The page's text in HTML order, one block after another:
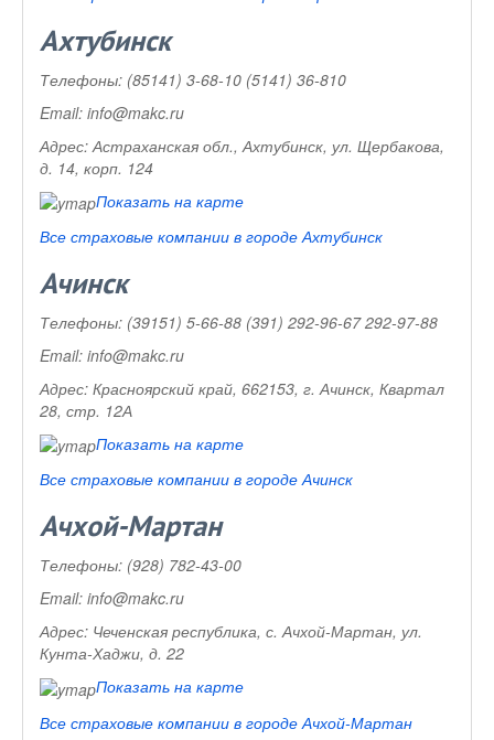
Ахтубинск
Телефоны: (85141) 3-68-10 (5141) 36-810
Email: info@makc.ru
Адрес: Астраханская обл., Ахтубинск, ул. Щербакова,
д. 14, корп. 124
Показать на карте
Все страховые компании в городе Ахтубинск
Ачинск
Телефоны: (39151) 5-66-88 (391) 292-96-67 292-97-88
Email: info@makc.ru
Адрес: Красноярский край, 662153, г. Ачинск, Квартал
28, стр. 12А
Показать на карте
Все страховые компании в городе Ачинск
Ачхой-Мартан
Телефоны: (928) 782-43-00
Email: info@makc.ru
Адрес: Чеченская республика, с. Ачхой-Мартан, ул.
Кунта-Хаджи, д. 22
Показать на карте
Все страховые компании в городе Ачхой-Мартан